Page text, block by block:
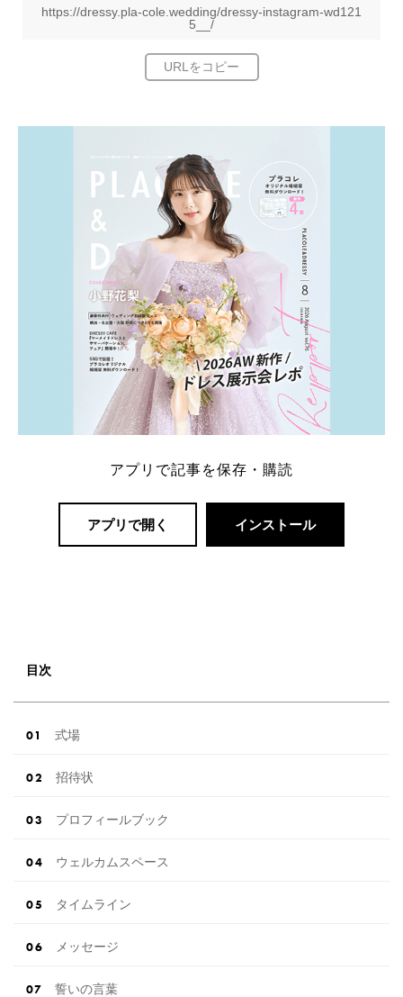
https://dressy.pla-cole.wedding/dressy-instagram-wd121
5__/
アプリで記事を保存・購読
アプリで開く インストール
目次
式場
招待状
プロフィールブック
ウェルカムスペース
タイムライン
メッセージ
誓いの言葉